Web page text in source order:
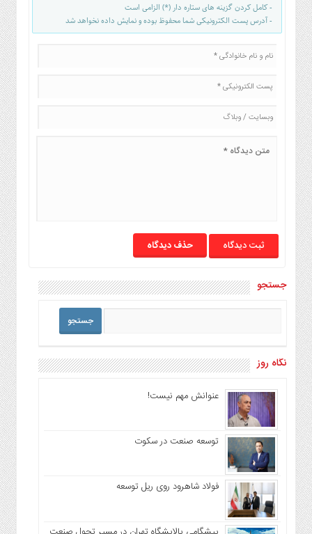
- کامل کردن گزینه های ستاره دار (*) الزامی است
- آدرس پست الکترونیکی شما محفوظ بوده و نمایش داده نخواهد شد
حذف دیدگاه
جستجو
نگاه روز
عنوانش مهم نیست!
توسعه صنعت در سکوت
فولاد شاهرود روی ریل توسعه